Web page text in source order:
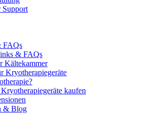
Support
FAQs
& FAQs
Kältekammer
Kryotherapiegeräte
kaufen
& Blog